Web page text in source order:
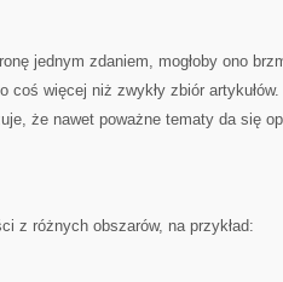
jednym zdaniem, mogłoby ono
coś więcej niż zwykły zbiór
że nawet poważne tematy da się
z różnych obszarów, na przykład: